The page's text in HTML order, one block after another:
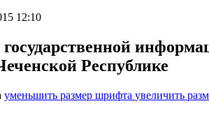
12:10
Республике
уменьшить размер шрифта увеличить